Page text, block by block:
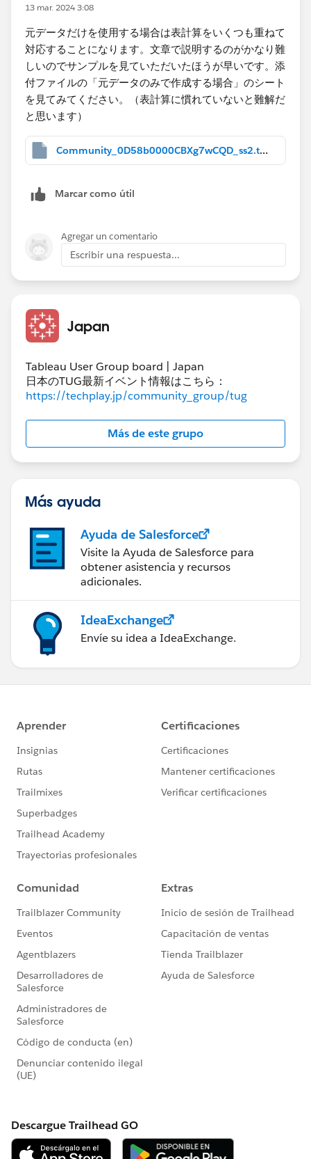
13 mar. 2024 3:08
元データだけを使用する場合は表計算をいくつも重ねて
対応することになります。文章で説明するのがかなり難
しいのでサンプルを見ていただいたほうが早いです。添
付ファイルの「元データのみで作成する場合」のシート
を見てみてください。（表計算に慣れていないと難解だ
と思います）
Community_0D58b0000CBXg7wCQD_ss2.twbx
Marcar como útil
Agregar un comentario
Escribir una respuesta...
Japan
Tableau User Group board | Japan
日本のTUG最新イベント情報はこちら：
https://techplay.jp/community_group/tug
Más de este grupo
Más ayuda
Ayuda de Salesforce
Visite la Ayuda de Salesforce para
obtener asistencia y recursos
adicionales.
IdeaExchange
Envíe su idea a IdeaExchange.